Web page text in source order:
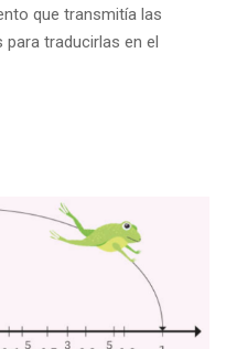
que transmitía las
traducirlas en el